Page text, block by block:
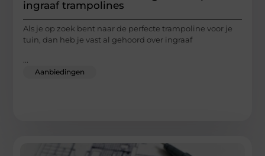
ingraaf trampolines
Als je op zoek bent naar de perfecte trampoline voor je
tuin, dan heb je vast al gehoord over ingraaf
Aanbiedingen